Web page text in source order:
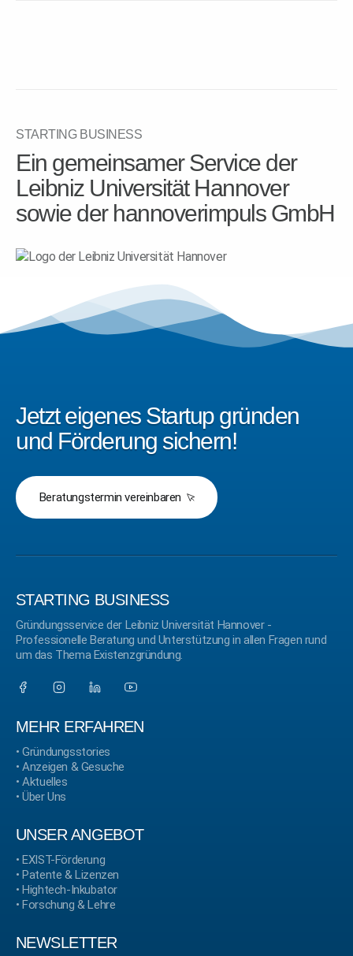
STARTING BUSINESS
Ein gemeinsamer Service der
Leibniz Universität Hannover
sowie der hannoverimpuls GmbH
Jetzt eigenes Startup gründen
und Förderung sichern!
Beratungstermin vereinbaren
STARTING BUSINESS
Gründungsservice der Leibniz Universität Hannover -
Professionelle Beratung und Unterstützung in allen Fragen rund
um das Thema Existenzgründung.
MEHR ERFAHREN
•Gründungsstories
•Anzeigen & Gesuche
•Aktuelles
•Über Uns
UNSER ANGEBOT
•EXIST-Förderung
•Patente & Lizenzen
•Hightech-Inkubator
•Forschung & Lehre
NEWSLETTER